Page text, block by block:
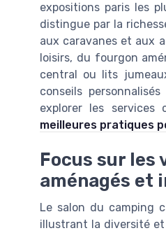
expositions paris les
distingue par la
aux caravanes et aux
loisirs, du fourgon
central ou lits
conseils
explorer les services
meilleures pratiques
Focus sur les
aménagés et
Le salon du camping
illustrant la diversité et